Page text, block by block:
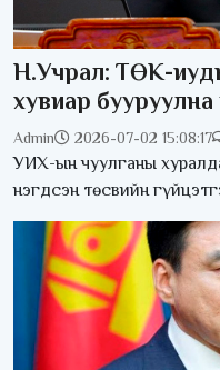
Н.Учрал: ТӨК-
хувиар бууруулна
Admin 2026-07-02 15:08:17
УИХ-ын чуулганы
нэгдсэн төсвийн